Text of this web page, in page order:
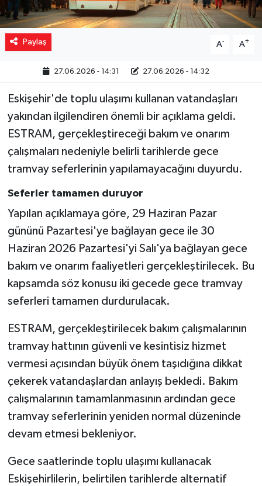
Paylaş A- A+
27.06.2026 - 14:31 27.06.2026 - 14:32
Eskişehir'de toplu ulaşımı kullanan vatandaşları
yakından ilgilendiren önemli bir açıklama geldi.
ESTRAM, gerçekleştireceği bakım ve onarım
çalışmaları nedeniyle belirli tarihlerde gece
tramvay seferlerinin yapılamayacağını duyurdu.
Seferler tamamen duruyor
Yapılan açıklamaya göre, 29 Haziran Pazar
gününü Pazartesi'ye bağlayan gece ile 30
Haziran 2026 Pazartesi'yi Salı'ya bağlayan gece
bakım ve onarım faaliyetleri gerçekleştirilecek. Bu
kapsamda söz konusu iki gecede gece tramvay
seferleri tamamen durdurulacak.
ESTRAM, gerçekleştirilecek bakım çalışmalarının
tramvay hattının güvenli ve kesintisiz hizmet
vermesi açısından büyük önem taşıdığına dikkat
çekerek vatandaşlardan anlayış bekledi. Bakım
çalışmalarının tamamlanmasının ardından gece
tramvay seferlerinin yeniden normal düzeninde
devam etmesi bekleniyor.
Gece saatlerinde toplu ulaşımı kullanacak
Eskişehirlilerin, belirtilen tarihlerde alternatif